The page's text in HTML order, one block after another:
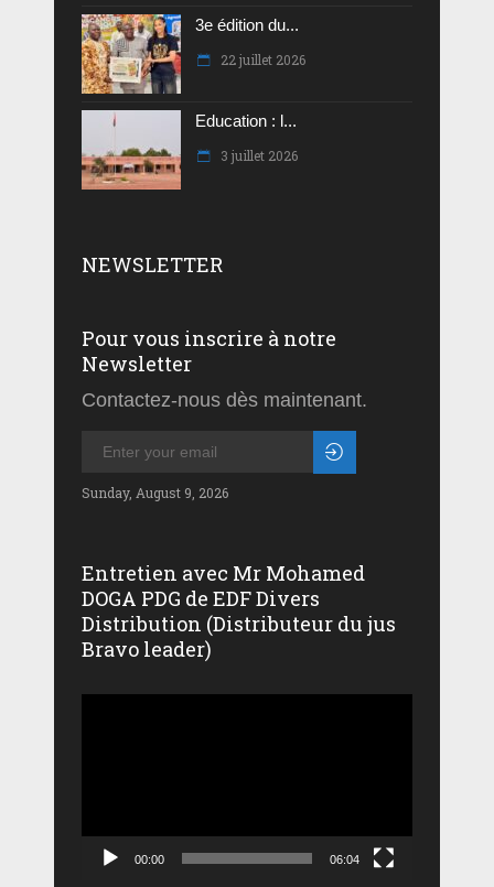
3e édition du...
22 juillet 2026
Education : l...
3 juillet 2026
NEWSLETTER
Pour vous inscrire à notre
Newsletter
Contactez-nous dès maintenant.
Sunday, August 9, 2026
Entretien avec Mr Mohamed
DOGA PDG de EDF Divers
Distribution (Distributeur du jus
Bravo leader)
00:00 06:04